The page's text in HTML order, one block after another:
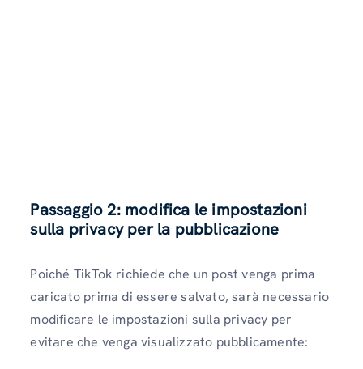
Passaggio 2: modifica le impostazioni
sulla privacy per la pubblicazione
Poiché TikTok richiede che un post venga prima
caricato prima di essere salvato, sarà necessario
modificare le impostazioni sulla privacy per
evitare che venga visualizzato pubblicamente: